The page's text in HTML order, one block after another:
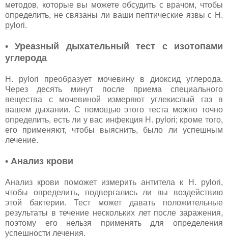
методов, которые вы можете обсудить с врачом, чтобы
определить, не связаны ли ваши пептические язвы с H.
pylori.
• Уреазный дыхательный тест с изотопами
углерода
H. pylori преобразует мочевину в диоксид углерода.
Через десять минут после приема специального
вещества с мочевиной измеряют углекислый газ в
вашем дыхании. С помощью этого теста можно точно
определить, есть ли у вас инфекция H. pylori; кроме того,
его применяют, чтобы выяснить, было ли успешным
лечение.
• Анализ крови
Анализ крови поможет измерить антитела к H. pylori,
чтобы определить, подвергались ли вы воздействию
этой бактерии. Тест может давать положительные
результаты в течение нескольких лет после заражения,
поэтому его нельзя применять для определения
успешности лечения.